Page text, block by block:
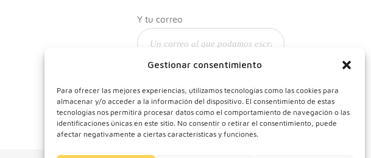
Gestionar consentimiento
Para ofrecer las mejores experiencias, utilizamos tecnologías como las cookies para
almacenar y/o acceder a la información del dispositivo. El consentimiento de estas
tecnologías nos permitirá procesar datos como el comportamiento de navegación o las
identificaciones únicas en este sitio. No consentir o retirar el consentimiento, puede
afectar negativamente a ciertas características y funciones.
Y tu correo